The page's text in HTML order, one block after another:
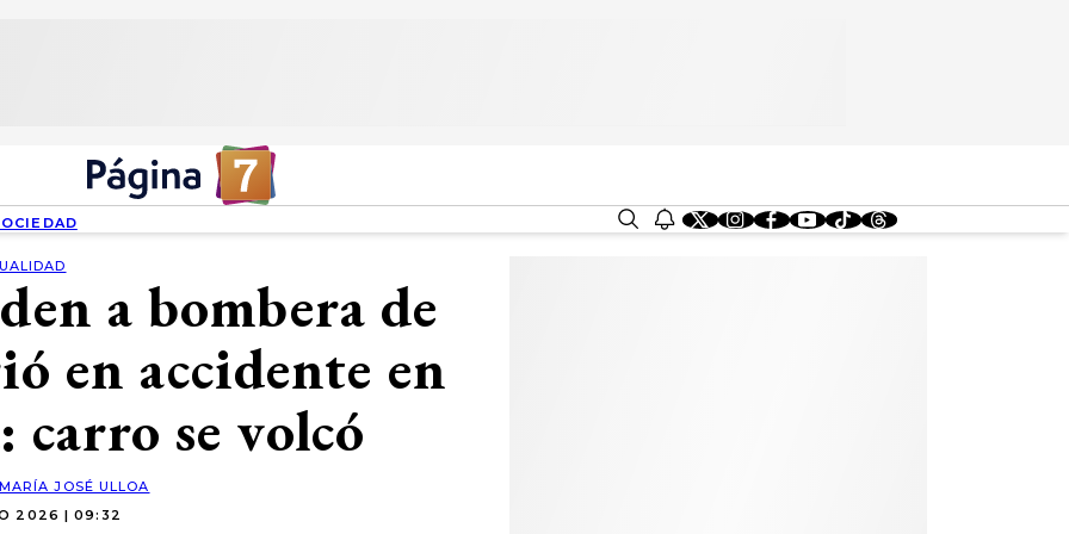
a bombera de
en accidente en
carro se volcó
MARÍA JOSÉ ULLOA
2026 | 09:32